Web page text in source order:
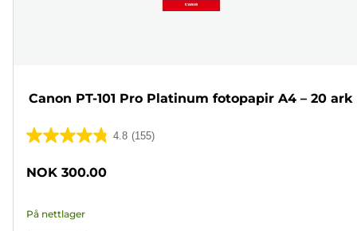
Canon PT-101 Pro Platinum fotopapir A4 – 20 ark
4.8 (155)
4.8
5
155
NOK 300.00
På nettlager